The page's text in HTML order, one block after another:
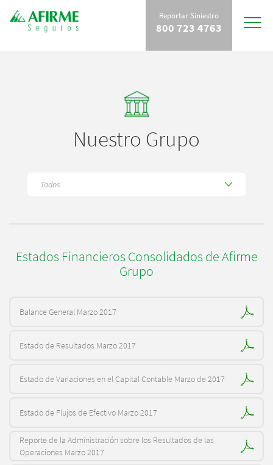
Toggle
Reportar Siniestro
800 723 4763
Nuestro Grupo
Estados Financieros Consolidados de Afirme
Grupo
Balance General Marzo 2017
Estado de Resultados Marzo 2017
Estado de Variaciones en el Capital Contable Marzo de 2017
Estado de Flujos de Efectivo Marzo 2017
Reporte de la Administración sobre los Resultados de las
Operaciones Marzo 2017